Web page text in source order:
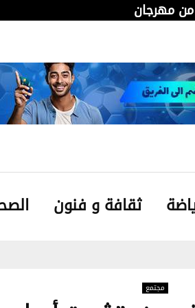
من مهرجان قابس…
ثقافة و فنون
مجتمع